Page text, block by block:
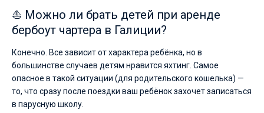
⛵ Можно ли брать детей при аренде
бербоут чартера в Галиции?
Конечно. Все зависит от характера ребёнка, но в
большинстве случаев детям нравится яхтинг. Самое
опасное в такой ситуации (для родительского кошелька) —
то, что сразу после поездки ваш ребёнок захочет записаться
в парусную школу.